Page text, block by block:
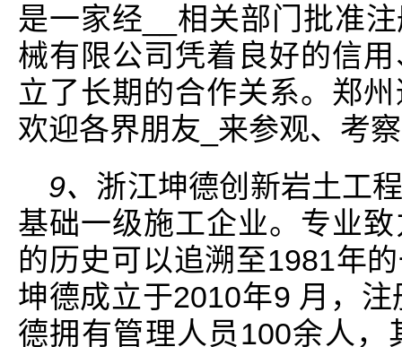
是一家经__相关部门批准
械有限公司凭着良好的信
立了长期的合作关系。郑
欢迎各界朋友_来参观、考
9、 浙江坤德创新岩土工
基础一级施工企业。专业
的历史可以追溯至1981年
坤德成立于2010年9 月，
德拥有管理人员100余人